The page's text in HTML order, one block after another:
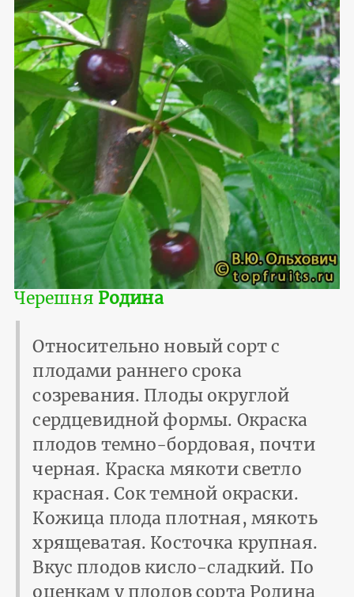
Черешня Родина
Относительно новый сорт с
плодами раннего срока
созревания. Плоды округлой
сердцевидной формы. Окраска
плодов темно-бордовая, почти
черная. Краска мякоти светло
красная. Сок темной окраски.
Кожица плода плотная, мякоть
хрящеватая. Косточка крупная.
Вкус плодов кисло-сладкий. По
оценкам у плодов сорта Родина